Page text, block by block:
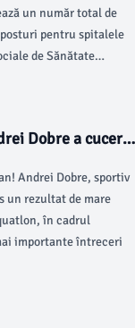
un număr total de
pentru spitalele
de Sănătate
Dobre a cucerit
Andrei Dobre, sportiv
un rezultat de mare
în cadrul
importante întreceri